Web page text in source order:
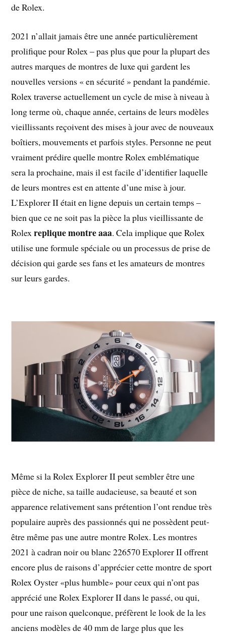
de Rolex.
2021 n’allait jamais être une année particulièrement
prolifique pour Rolex – pas plus que pour la plupart des
autres marques de montres de luxe qui gardent les
nouvelles versions « en sécurité » pendant la pandémie.
Rolex traverse actuellement un cycle de mise à niveau à
long terme où, chaque année, certains de leurs modèles
vieillissants reçoivent des mises à jour avec de nouveaux
boîtiers, mouvements et parfois styles. Personne ne peut
vraiment prédire quelle montre Rolex emblématique
sera la prochaine, mais il est facile d’identifier laquelle
de leurs montres est en attente d’une mise à jour.
L’Explorer II était en ligne depuis un certain temps –
bien que ce ne soit pas la pièce la plus vieillissante de
Rolexreplique montre aaa. Cela implique que Rolex
utilise une formule spéciale ou un processus de prise de
décision qui garde ses fans et les amateurs de montres
sur leurs gardes.
Même si la Rolex Explorer II peut sembler être une
pièce de niche, sa taille audacieuse, sa beauté et son
apparence relativement sans prétention l’ont rendue très
populaire auprès des passionnés qui ne possèdent peut-
être même pas une autre montre Rolex. Les montres
2021 à cadran noir ou blanc 226570 Explorer II offrent
encore plus de raisons d’apprécier cette montre de sport
Rolex Oyster «plus humble» pour ceux qui n’ont pas
apprécié une Rolex Explorer II dans le passé, ou qui,
pour une raison quelconque, préfèrent le look de la les
anciens modèles de 40 mm de large plus que les